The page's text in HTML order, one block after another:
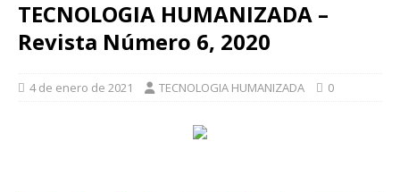
TECNOLOGIA HUMANIZADA –
Revista Número 6, 2020
4 de enero de 2021 TECNOLOGIA HUMANIZADA 0